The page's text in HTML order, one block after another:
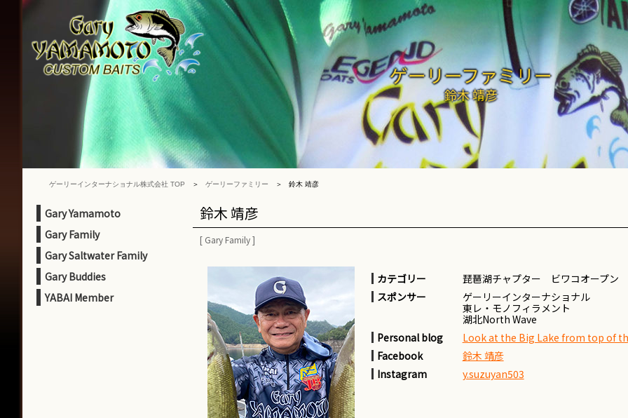
リ
ー
イ
ョ
ナ
ル
株
式
会
社
ゲーリーファミリー
鈴木 靖彦
ゲーリーインターナショナル株式会社 TOP ゲーリーファミリー 鈴木 靖彦
鈴木 靖彦
[ Gary Family]
カテゴリー
琵琶湖チャプター ビワコオープン
スポンサー
ゲーリーインターナショナル
東レ・モノフィラメント
湖北North Wave
Personal blog
Look at the Big Lake from top of
Facebook
鈴木 靖彦
Instagram
y.suzuyan503
Gary Yamamoto
Gary Family
Gary Saltwater Family
Gary Buddies
YABAI Member